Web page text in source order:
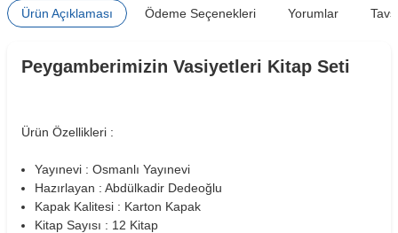
Ürün Açıklaması Ödeme Seçenekleri Yorumlar
Peygamberimizin Vasiyetleri Kitap Seti
Ürün Özellikleri :
Yayınevi : Osmanlı Yayınevi
Hazırlayan : Abdülkadir Dedeoğlu
Kapak Kalitesi : Karton Kapak
Kitap Sayısı : 12 Kitap